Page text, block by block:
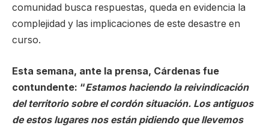
comunidad busca respuestas, queda en evidencia la
complejidad y las implicaciones de este desastre en
curso.
Esta semana, ante la prensa, Cárdenas fue
contundente: “Estamos haciendo la reivindicación
del territorio sobre el cordón situación. Los antiguos
de estos lugares nos están pidiendo que llevemos